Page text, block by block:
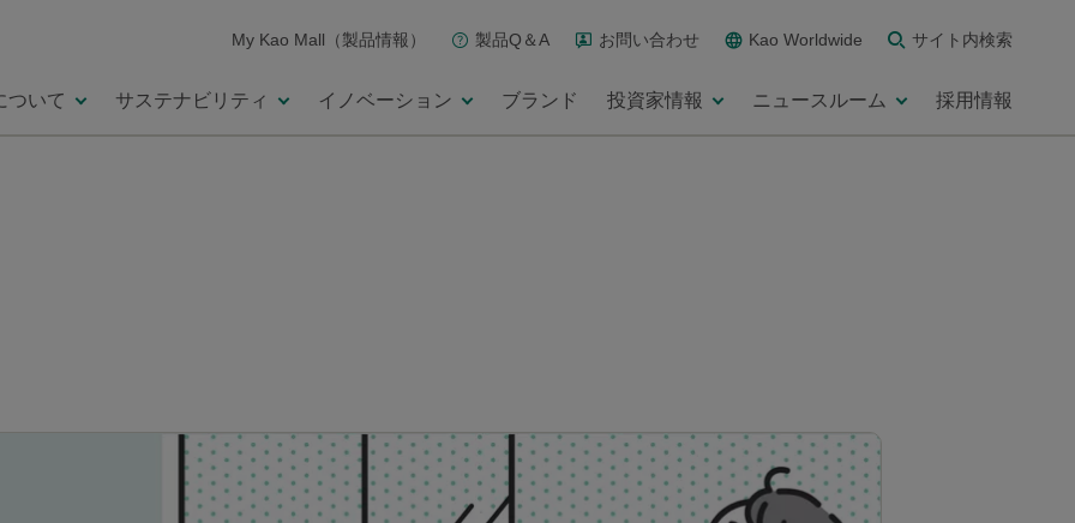
My Kao Mall（製品情報） 製品Q＆A お問い合わせ Kao Worldwide サイト内検索
ついて サステナビリティ イノベーション ブランド 投資家情報 ニュースルーム 採用情報